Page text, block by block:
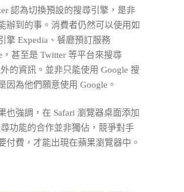
認為切換預設的搜尋引擎，是非
辦到的事。消費者仍然可以使用如
擎 Expedia、餐廳預訂服務
，甚至是 Twitter 等平台來搜尋
的資訊。並非只能使用 Google 搜
因為他們願意使用 Google。
也強調，在 Safari 瀏覽器桌面添加
功能的合作並非獨佔，競爭對手
付費，才能出現在蘋果瀏覽器中。